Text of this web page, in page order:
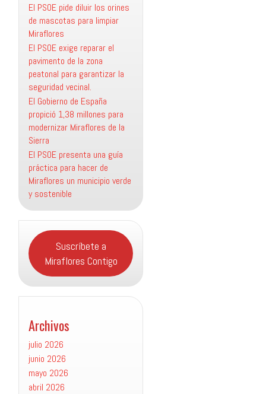
El PSOE pide diluir los orines
de mascotas para limpiar
Miraflores
El PSOE exige reparar el
pavimento de la zona
peatonal para garantizar la
seguridad vecinal.
El Gobierno de España
propició 1,38 millones para
modernizar Miraflores de la
Sierra
El PSOE presenta una guía
práctica para hacer de
Miraflores un municipio verde
y sostenible
Suscríbete a
Miraflores Contigo
Archivos
julio 2026
junio 2026
mayo 2026
abril 2026